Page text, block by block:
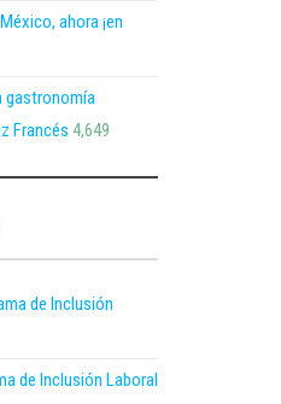
ahora ¡en
gastronomía
Francés 4,649
de Inclusión
de Inclusión Laboral